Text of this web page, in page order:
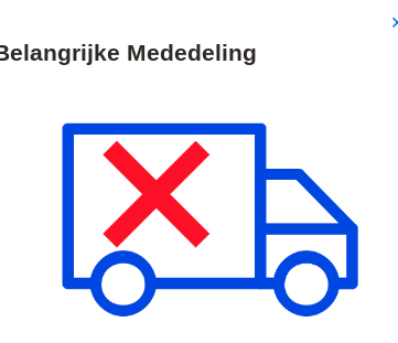
Verzendingen
& OPLOSSINGEN